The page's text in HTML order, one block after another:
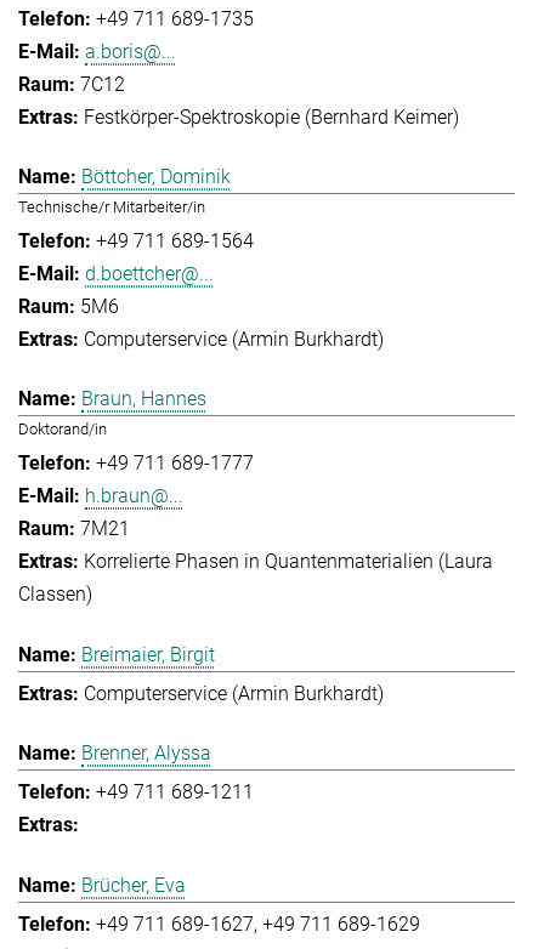
+49 711 689-1735
a.boris@...
7C12
Festkörper-Spektroskopie (Bernhard Keimer)
Böttcher, Dominik
Technische/r Mitarbeiter/in
+49 711 689-1564
d.boettcher@...
5M6
Computerservice (Armin Burkhardt)
Braun, Hannes
Doktorand/in
+49 711 689-1777
h.braun@...
7M21
Korrelierte Phasen in Quantenmaterialien (Laura
Classen)
Breimaier, Birgit
Computerservice (Armin Burkhardt)
Brenner, Alyssa
+49 711 689-1211
Brücher, Eva
+49 711 689-1627 +49 711 689-1629